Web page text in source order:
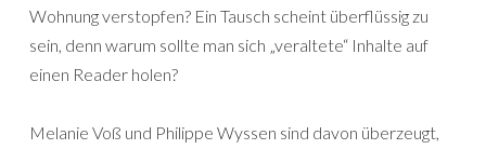
Wohnung verstopfen? Ein Tausch scheint überflüssig zu
sein, denn warum sollte man sich „veraltete“ Inhalte auf
einen Reader holen?
Melanie Voß und Philippe Wyssen sind davon überzeugt,